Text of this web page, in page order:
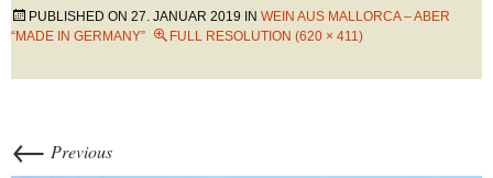
PUBLISHED ON 27. JANUAR 2019 IN WEIN AUS MALLORCA – ABER
“MADE IN GERMANY”
FULL RESOLUTION (620 × 411)
← Previous